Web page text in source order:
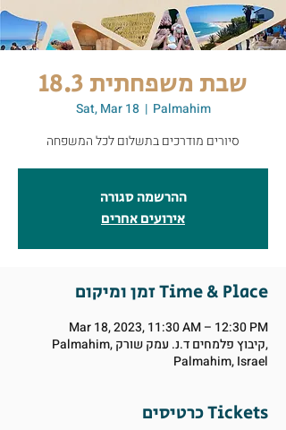
שבת משפחתית 18.3
Sat, Mar 18
  |
Palmahim
ההרשמה סגורה
אירועים אחרים
זמן ומיקום Time & Place
Mar 18, 2023, 11:30 AM – 12:30 PM
Palmahim, קיבוץ פלמחים ד.נ. עמק שורק,
Palmahim, Israel
כרטיסים Tickets